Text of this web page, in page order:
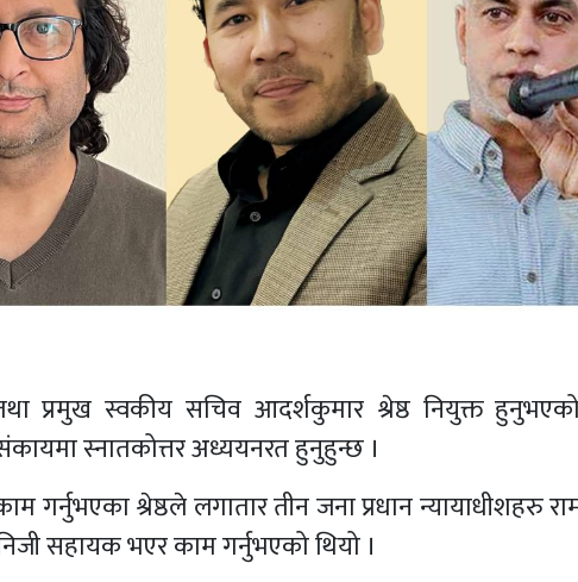
तथा प्रमुख स्वकीय सचिव आदर्शकुमार श्रेष्ठ नियुक्त
स्नातकोत्तर अध्ययनरत हुनुहुन्छ ।
गर्नुभएका श्रेष्ठले लगातार तीन जना प्रधान न्यायाधीशहरु
सहायक भएर काम गर्नुभएको थियो ।